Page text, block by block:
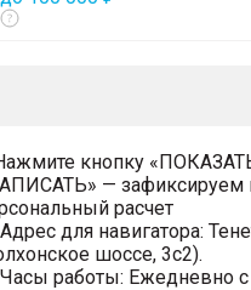
Показать
кнопку
—
расчет
для навигатора:
шоссе, 3с2).
работы: Ежедневно с